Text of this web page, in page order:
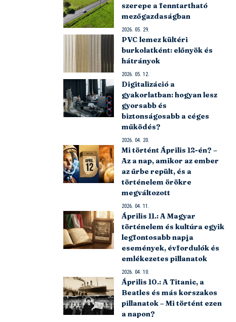
szerepe a fenntartható
mezőgazdaságban
2026. 05. 29.
PVC lemez kültéri
burkolatként: előnyök és
hátrányok
2026. 05. 12.
Digitalizáció a
gyakorlatban: hogyan lesz
gyorsabb és
biztonságosabb a céges
működés?
2026. 04. 20.
Mi történt Április 12-én? –
Az a nap, amikor az ember
az űrbe repült, és a
történelem örökre
megváltozott
2026. 04. 11.
Április 11.: A Magyar
történelem és kultúra egyik
legfontosabb napja
események, évfordulók és
emlékezetes pillanatok
2026. 04. 10.
Április 10.: A Titanic, a
Beatles és más korszakos
pillanatok – Mi történt ezen
a napon?